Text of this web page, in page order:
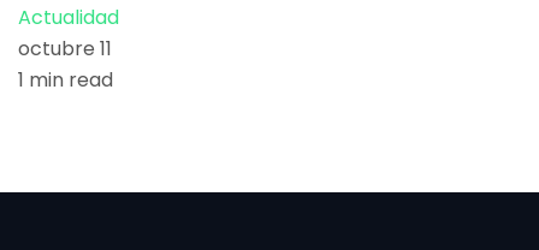
Actualidad
octubre 11
1 min read